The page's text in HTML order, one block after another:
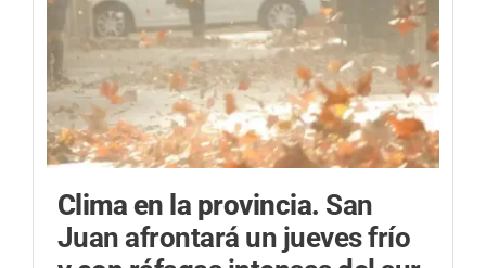
Clima en la provincia. San
Juan afrontará un jueves frío